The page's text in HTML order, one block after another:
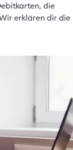
die
erklären dir die